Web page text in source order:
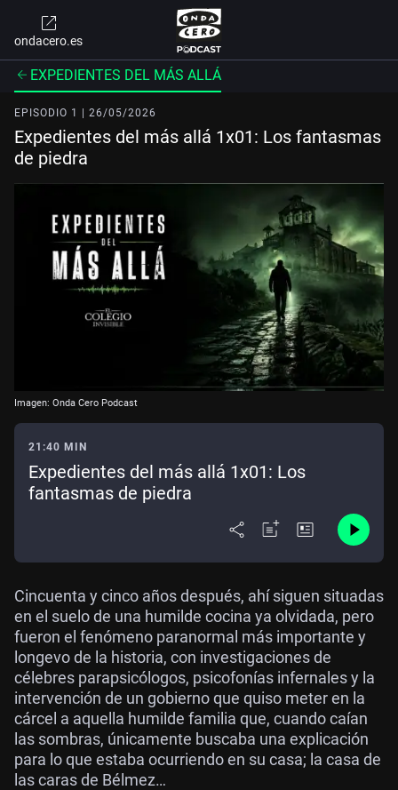
ondacero.es
EXPEDIENTES DEL MÁS ALLÁ
EPISODIO 1 | 26/05/2026
Expedientes del más allá 1x01: Los fantasmas
de piedra
Imagen: Onda Cero Podcast
21:40 MIN
Expedientes del más allá 1x01: Los
fantasmas de piedra
Cincuenta y cinco años después, ahí siguen situadas
en el suelo de una humilde cocina ya olvidada, pero
fueron el fenómeno paranormal más importante y
longevo de la historia, con investigaciones de
célebres parapsicólogos, psicofonías infernales y la
intervención de un gobierno que quiso meter en la
cárcel a aquella humilde familia que, cuando caían
las sombras, únicamente buscaba una explicación
para lo que estaba ocurriendo en su casa; la casa de
las caras de Bélmez…